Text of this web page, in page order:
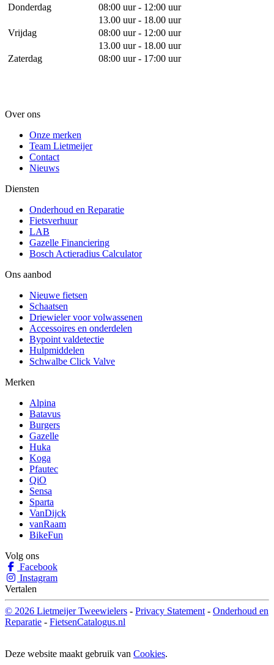
Donderdag
08:00 uur - 12:00 uur
13.00 uur - 18.00 uur
Vrijdag
08:00 uur - 12:00 uur
13.00 uur - 18.00 uur
Zaterdag
08:00 uur - 17:00 uur
Over ons
Onze merken
Team Lietmeijer
Contact
Nieuws
Diensten
Onderhoud en Reparatie
Fietsverhuur
LAB
Gazelle Financiering
Bosch Actieradius Calculator
Ons aanbod
Nieuwe fietsen
Schaatsen
Driewieler voor volwassenen
Accessoires en onderdelen
Bypoint valdetectie
Hulpmiddelen
Schwalbe Click Valve
Merken
Alpina
Batavus
Burgers
Gazelle
Huka
Koga
Pfautec
QiO
Sensa
Sparta
VanDijck
vanRaam
BikeFun
Volg ons
Facebook
Instagram
Vertalen
© 2026 Lietmeijer Tweewielers - Privacy Statement - Onderhoud en
Reparatie - FietsenCatalogus.nl
Deze website maakt gebruik van Cookies.